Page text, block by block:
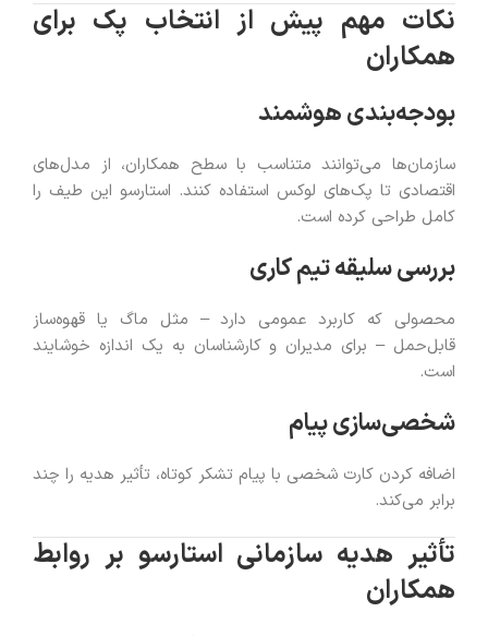
نکات مهم پیش از انتخاب پک برای
همکاران
بودجه‌بندی هوشمند
سازمان‌ها می‌توانند متناسب با سطح همکاران، از مدل‌های
اقتصادی تا پک‌های لوکس استفاده کنند. استارسو این طیف را
کامل طراحی کرده است.
بررسی سلیقه تیم کاری
محصولی که کاربرد عمومی دارد – مثل ماگ یا قهوه‌ساز
قابل‌حمل – برای مدیران و کارشناسان به یک اندازه خوشایند
است.
شخصی‌سازی پیام
اضافه کردن کارت شخصی با پیام تشکر کوتاه، تأثیر هدیه را چند
برابر می‌کند.
تأثیر هدیه سازمانی استارسو بر روابط
همکاران